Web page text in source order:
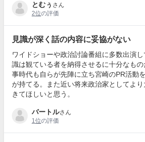
とむぅ さん
2位の評価
見識が深く話の内容に妥協がない
ワイドショーや政治討論番組に多数出演
識は観ている者を納得させるに十分なも
事時代も自らが先陣に立ち宮崎のPR活動
が持てる。また近い将来政治家としてよ
きてほしいと思う。
バートルさん
1位の評価